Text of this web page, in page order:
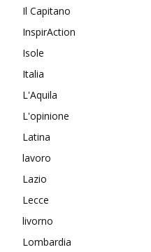
Il Capitano
InspirAction
Isole
Italia
L'Aquila
L'opinione
Latina
lavoro
Lazio
Lecce
livorno
Lombardia